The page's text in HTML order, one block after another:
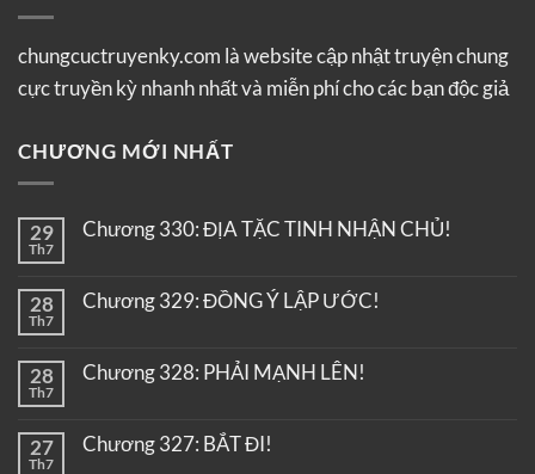
chungcuctruyenky.com là website cập nhật truyện chung
cực truyền kỳ nhanh nhất và miễn phí cho các bạn độc giả
CHƯƠNG MỚI NHẤT
29
Th7
Chương 330: ĐỊA TẶC TINH NHẬN CHỦ!
28
Th7
Chương 329: ĐỒNG Ý LẬP ƯỚC!
28
Th7
Chương 328: PHẢI MẠNH LÊN!
27
Th7
Chương 327: BẮT ĐI!